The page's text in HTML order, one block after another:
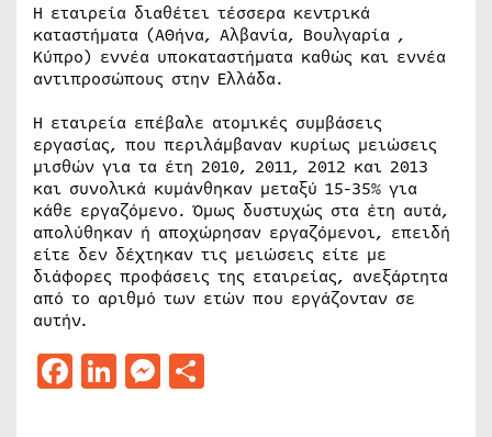
Η εταιρεία διαθέτει τέσσερα κεντρικά
καταστήματα (ΑΘήνα, Αλβανία, Βουλγαρία ,
Κύπρο) εννέα υποκαταστήματα καθώς και εννέα
αντιπροσώπους στην Ελλάδα.
Η εταιρεία επέβαλε ατομικές συμβάσεις
εργασίας, που περιλάμβαναν κυρίως μειώσεις
μισθών για τα έτη 2010, 2011, 2012 και 2013
και συνολικά κυμάνθηκαν μεταξύ 15-35% για
κάθε εργαζόμενο. Όμως δυστυχώς στα έτη αυτά,
απολύθηκαν ή αποχώρησαν εργαζόμενοι, επειδή
είτε δεν δέχτηκαν τις μειώσεις είτε με
διάφορες προφάσεις της εταιρείας, ανεξάρτητα
από το αριθμό των ετών που εργάζονταν σε
αυτήν.
Facebook
LinkedIn
Messenger